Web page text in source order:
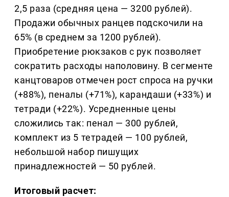
2,5 раза (средняя цена — 3200 рублей).
Продажи обычных ранцев подскочили на
65% (в среднем за 1200 рублей).
Приобретение рюкзаков с рук позволяет
сократить расходы наполовину. В сегменте
канцтоваров отмечен рост спроса на ручки
(+88%), пеналы (+71%), карандаши (+33%) и
тетради (+22%). Усредненные цены
сложились так: пенал — 300 рублей,
комплект из 5 тетрадей — 100 рублей,
небольшой набор пишущих
принадлежностей — 50 рублей.
Итоговый расчет: